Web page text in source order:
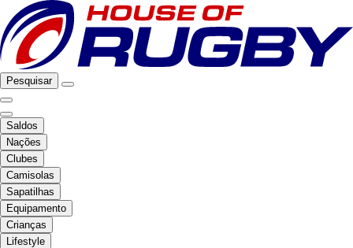
Pesquisar
Saldos
Nações
Clubes
Camisolas
Sapatilhas
Equipamento
Crianças
Lifestyle